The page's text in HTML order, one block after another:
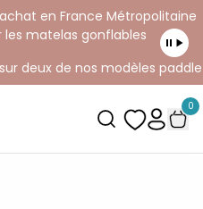
en France Métropolitaine
matelas gonflables
deux de nos modèles paddle
0